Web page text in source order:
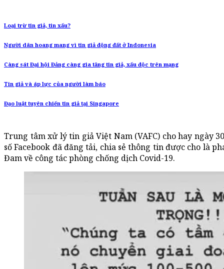
Loại trừ tin giả, tin xấu?
Người dân hoang mang vì tin giả động đất ở Indonesia
Càng sát Đại hội Đảng càng gia tăng tin giả, xấu độc trên mạng
Tin giả và áp lực của người làm báo
Đạo luật tuyên chiến tin giả tại Singapore
Trung tâm xử lý tin giả Việt Nam (VAFC) cho hay ngày
số Facebook đã đăng tải, chia sẻ thông tin được cho là
Đam về công tác phòng chống dịch Covid-19.